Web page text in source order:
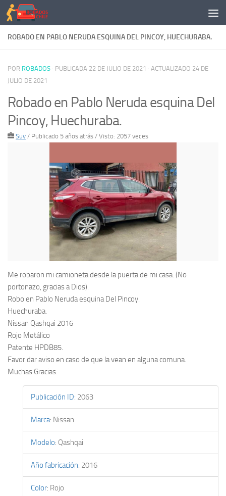
Saltar al contenido
ROBADO EN PABLO NERUDA ESQUINA DEL PINCOY, HUECHURABA.
POR ROBADOS · PUBLICADA 22 DE JULIO DE 2021 · ACTUALIZADO 24 DE
JULIO DE 2021
Robado en Pablo Neruda esquina Del
Pincoy, Huechuraba.
Suv / Publicado 5 años atrás / Visto: 2057 veces
Me robaron mi camioneta desde la puerta de mi casa. (No
portonazo, gracias a Dios).
Robo en Pablo Neruda esquina Del Pincoy.
Huechuraba.
Nissan Qashqai 2016
Rojo Metálico
Patente HPDB85.
Favor dar aviso en caso de que la vean en alguna comuna.
Muchas Gracias.
Publicación ID: 2063
Marca: Nissan
Modelo: Qashqai
Año fabricación: 2016
Color: Rojo